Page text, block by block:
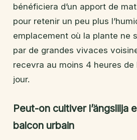
bénéficiera d’un apport de
pour retenir un peu plus
emplacement où la plante ne
par de grandes vivaces
recevra au moins 4 heures
jour.
Peut-on cultiver l’ängslilja
balcon urbain